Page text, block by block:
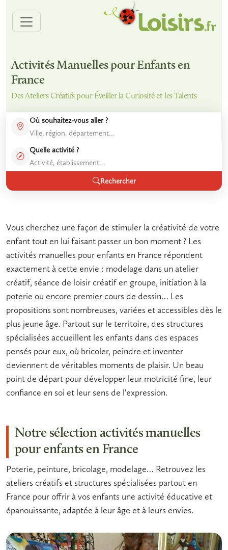
Activités Manuelles pour Enfants en
France
Des Ateliers Créatifs pour Éveiller la Curiosité et les Talents
Où souhaitez-vous aller ?
Quelle activité ?
Rechercher
Vous cherchez une façon de stimuler la créativité de votre
enfant tout en lui faisant passer un bon moment ? Les
activités manuelles pour enfants en France répondent
exactement à cette envie : modelage dans un atelier
créatif, séance de loisir créatifen groupe, initiation à la
poterie ou encore premier cours de dessin… Les
propositions sont nombreuses, variées et accessibles dès le
plus jeune âge. Partout sur le territoire, des structures
spécialisées accueillent les enfants dans des espaces
pensés pour eux, où bricoler, peindre et inventer
deviennent de véritables moments de plaisir. Un beau
point de départ pour développer leur motricité fine, leur
confiance en soi et leur sens de l'expression.
Notre sélection activités manuelles
pour enfants en France
Poterie, peinture, bricolage, modelage… Retrouvez les
ateliers créatifs et structures spécialisées partout en
France pour offrir à vos enfants une activité éducative et
épanouissante, adaptée à leur âge et à leurs envies.